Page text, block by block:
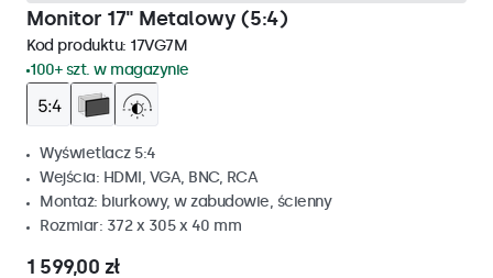
Monitor 17" Metalowy (5:4)
Kod produktu: 17VG7M
100+ szt. w magazynie
Wyświetlacz 5:4
Wejścia: HDMI, VGA, BNC, RCA
Montaż: biurkowy, w zabudowie, ścienny
Rozmiar: 372 x 305 x 40 mm
1 599,00 zł